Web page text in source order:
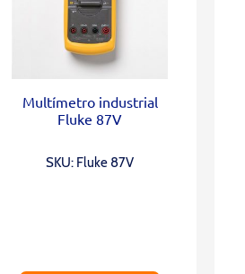
Multímetro industrial
Fluke 87V
SKU: Fluke 87V